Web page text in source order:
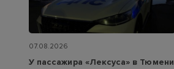
07.08.2026
У пассажира «Лексуса» в Тюмени